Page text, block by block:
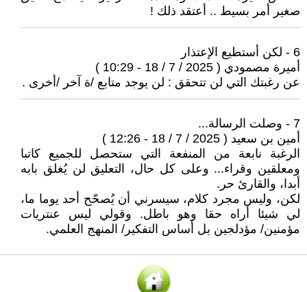
صغير أمر بسيط .. أعتقد ذلك !
6 - لكن أستطيع الإعتذار
أميرة مصمودي ( 2025 / 7 / 18 - 10:29 )
عن رغبتك التي لن تتحقق : لن يوجد متابع /ة آخر /أخرى .
7 - وصلت الرسالة...
أمين بن سعيد ( 2025 / 7 / 18 - 12:26 )
الرغبة نابعة من المنفعة التي ستحصل للجميع كاتبا
ومعلقين وقراء... وعلى كل حال، التعليق لن يُغلق بابه
أبدا، والقارئ حر.
لكن، وليس مجرد كلام، سيسرني أن يُصحّح أحد يوما ما،
لي شيئا أراه حقا وهو باطل. وقولي ليس عنتريات
مؤمنين/ مؤدلجين بل أساس التفكير/ المنهج العلمي.